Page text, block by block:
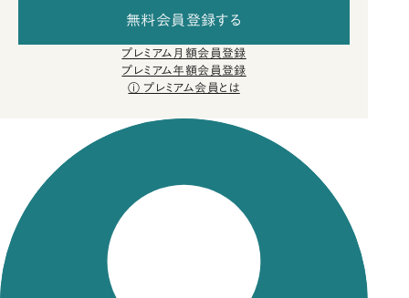
無料会員登録する
プレミアム月額会員登録
プレミアム年額会員登録
プレミアム会員とは